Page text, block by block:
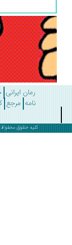
رمان ایرانی
مرجع
کلیه حقوق محفوظ است و